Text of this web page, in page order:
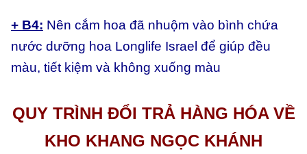
+ B4: Nên cắm hoa đã nhuộm vào bình chứa
nước dưỡng hoa Longlife Israel để giúp đều
màu, tiết kiệm và không xuống màu
QUY TRÌNH ĐỔI TRẢ HÀNG HÓA VỀ
KHO KHANG NGỌC KHÁNH